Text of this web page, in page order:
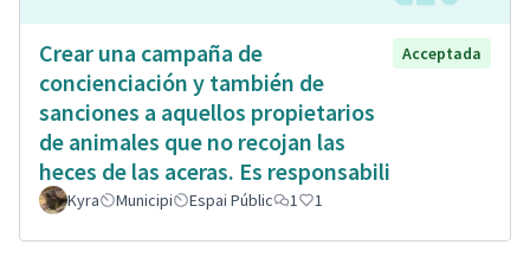
Crear una campaña de
concienciación y también de
sanciones a aquellos propietarios
de animales que no recojan las
heces de las aceras. Es responsabili
Acceptada
Kyra Municipi Espai Públic 1 1